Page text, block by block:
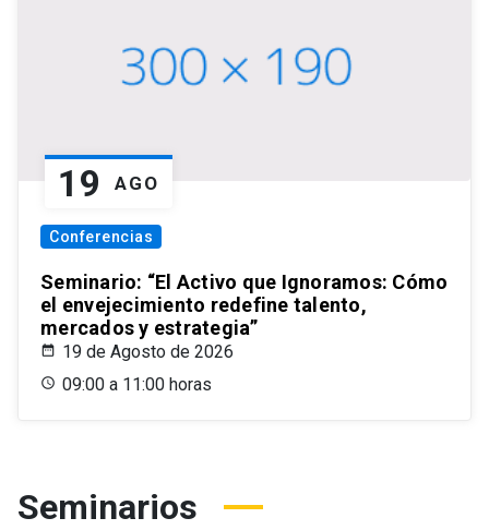
19 AGO
Conferencias
Seminario: “El Activo que Ignoramos: Cómo
el envejecimiento redefine talento,
mercados y estrategia”
19 de Agosto de 2026
09:00 a 11:00 horas
Seminarios